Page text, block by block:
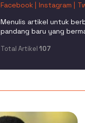
Facebook | Instagram |
Menulis artikel untuk
pandang baru yang
Total Artikel 107